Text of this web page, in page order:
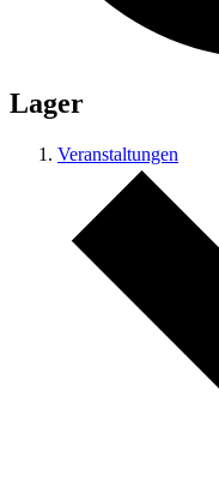
Lager
Veranstaltungen